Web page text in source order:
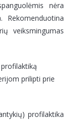
nėra
Rekomenduotina
veiksmingumas
prilipti prie
profilaktika